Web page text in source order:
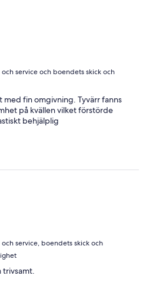
service och boendets skick och
fin omgivning. Tyvärr fanns
på kvällen vilket förstörde
behjälplig
service, boendets skick och
trivsamt.